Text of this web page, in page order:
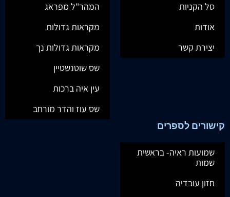
סל הקניות
אודות
יצירת קשר
המהר"ל מפראג
מקראות גדולות
מקראות גדולות נך
שס שוטנשטיין
עין איה ברכות
שס עוז והדר מורחב
קישורים לספרים
שמועות ראיה- בראשית
שמות
חזון עובדיה